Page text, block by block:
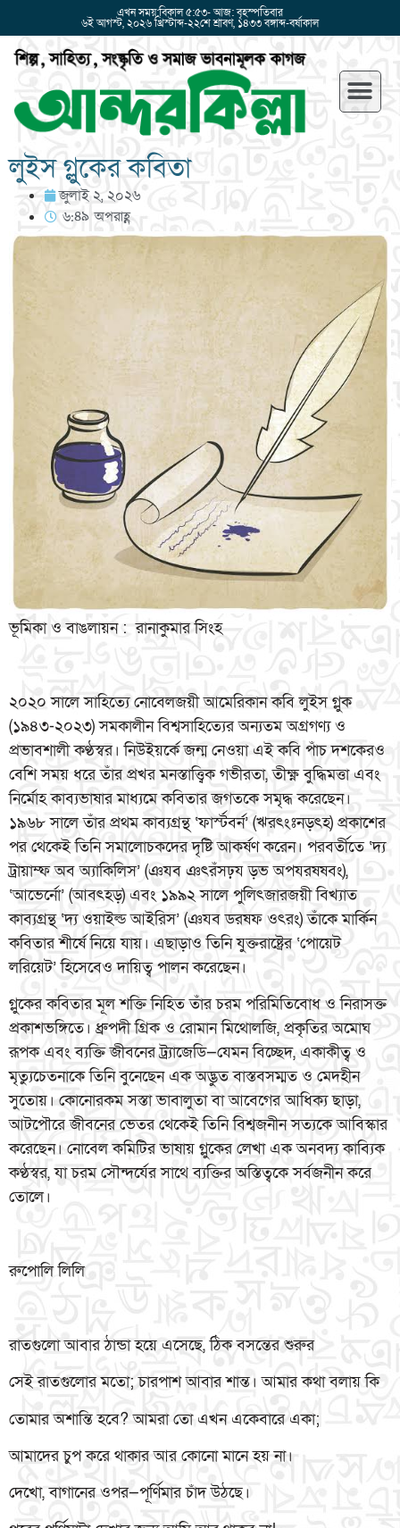
এখন সময়:বিকাল ৫:৫৩- আজ: বৃহস্পতিবার
৬ই আগস্ট, ২০২৬ খ্রিস্টাব্দ-২২শে শ্রাবণ, ১৪৩৩ বঙ্গাব্দ-বর্ষাকাল
লুইস গ্লুকের কবিতা
জুলাই ২, ২০২৬
৬:৪৯ অপরাহ্ণ
ভূমিকা ও বাঙলায়ন : রানাকুমার সিংহ
২০২০ সালে সাহিত্যে নোবেলজয়ী আমেরিকান কবি লুইস গ্লুক
(১৯৪৩-২০২৩) সমকালীন বিশ্বসাহিত্যের অন্যতম অগ্রগণ্য ও
প্রভাবশালী কণ্ঠস্বর। নিউইয়র্কে জন্ম নেওয়া এই কবি পাঁচ দশকেরও
বেশি সময় ধরে তাঁর প্রখর মনস্তাত্ত্বিক গভীরতা, তীক্ষ্ণ বুদ্ধিমত্তা এবং
নির্মোহ কাব্যভাষার মাধ্যমে কবিতার জগতকে সমৃদ্ধ করেছেন।
১৯৬৮ সালে তাঁর প্রথম কাব্যগ্রন্থ ‘ফার্স্টবর্ন’ (ঋরৎংঃনড়ৎহ) প্রকাশের
পর থেকেই তিনি সমালোচকদের দৃষ্টি আকর্ষণ করেন। পরবর্তীতে ‘দ্য
ট্রায়াম্ফ অব অ্যাকিলিস’ (ঞযব ঞৎরঁসঢ়য ড়ভ অপযরষষবং),
‘আভের্নো’ (আবৎহড়) এবং ১৯৯২ সালে পুলিৎজারজয়ী বিখ্যাত
কাব্যগ্রন্থ ‘দ্য ওয়াইল্ড আইরিস’ (ঞযব ডরষফ ওৎরং) তাঁকে মার্কিন
কবিতার শীর্ষে নিয়ে যায়। এছাড়াও তিনি যুক্তরাষ্ট্রের ‘পোয়েট
লরিয়েট’ হিসেবেও দায়িত্ব পালন করেছেন।
গ্লুকের কবিতার মূল শক্তি নিহিত তাঁর চরম পরিমিতিবোধ ও নিরাসক্ত
প্রকাশভঙ্গিতে। ধ্রুপদী গ্রিক ও রোমান মিথোলজি, প্রকৃতির অমোঘ
রূপক এবং ব্যক্তি জীবনের ট্র্যাজেডি—যেমন বিচ্ছেদ, একাকীত্ব ও
মৃত্যুচেতনাকে তিনি বুনেছেন এক অদ্ভুত বাস্তবসম্মত ও মেদহীন
সুতোয়। কোনোরকম সস্তা ভাবালুতা বা আবেগের আধিক্য ছাড়া,
আটপৌরে জীবনের ভেতর থেকেই তিনি বিশ্বজনীন সত্যকে আবিস্কার
করেছেন। নোবেল কমিটির ভাষায় গ্লুকের লেখা এক অনবদ্য কাব্যিক
কণ্ঠস্বর, যা চরম সৌন্দর্যের সাথে ব্যক্তির অস্তিত্বকে সর্বজনীন করে
তোলে।
রুপোলি লিলি
রাতগুলো আবার ঠান্ডা হয়ে এসেছে, ঠিক বসন্তের শুরুর
সেই রাতগুলোর মতো; চারপাশ আবার শান্ত। আমার কথা বলায় কি
তোমার অশান্তি হবে? আমরা তো এখন একেবারে একা;
আমাদের চুপ করে থাকার আর কোনো মানে হয় না।
দেখো, বাগানের ওপর—পূর্ণিমার চাঁদ উঠছে।